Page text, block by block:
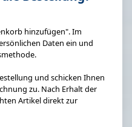
hinzufügen". Im
Daten ein und
und schicken Ihnen
zu. Nach Erhalt der
Artikel direkt zur